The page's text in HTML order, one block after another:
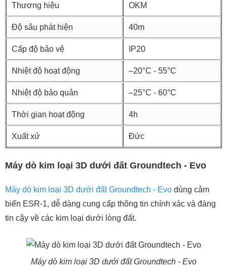
Thương hiệu OKM
Độ sâu phát hiện 40m
Cấp độ bảo vệ IP20
Nhiệt độ hoạt động –20°C - 55°C
Nhiệt độ bảo quản –25°C - 60°C
Thời gian hoạt động 4h
Xuất xứ Đức
Máy dò kim loại 3D dưới đất Groundtech - Evo
Máy dò kim loại 3D dưới đất Groundtech - Evo dùng cảm
biến ESR-1, dễ dàng cung cấp thông tin chính xác và đáng
tin cậy về các kim loại dưới lòng đất.
Máy dò kim loại 3D dưới đất Groundtech - Evo